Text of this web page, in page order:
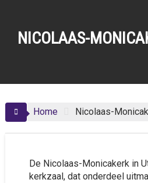
NICOLAAS-
Home Nicolaas-
De Nicolaas-Monicakerk in
kerkzaal, dat onderdeel